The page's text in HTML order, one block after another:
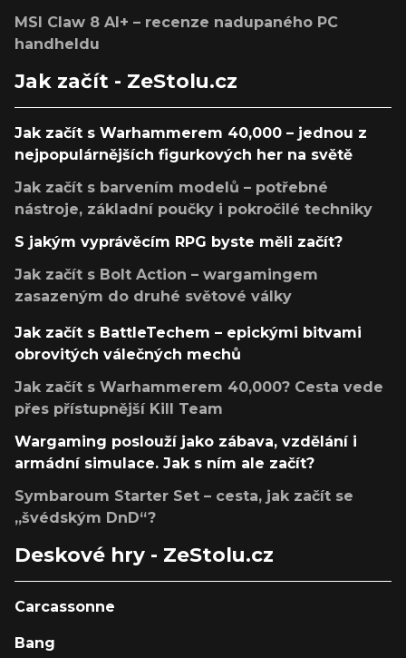
MSI Claw 8 AI+ – recenze nadupaného PC
handheldu
Jak začít - ZeStolu.cz
Jak začít s Warhammerem 40,000 – jednou z
nejpopulárnějších figurkových her na světě
Jak začít s barvením modelů – potřebné
nástroje, základní poučky i pokročilé techniky
S jakým vyprávěcím RPG byste měli začít?
Jak začít s Bolt Action – wargamingem
zasazeným do druhé světové války
Jak začít s BattleTechem – epickými bitvami
obrovitých válečných mechů
Jak začít s Warhammerem 40,000? Cesta vede
přes přístupnější Kill Team
Wargaming poslouží jako zábava, vzdělání i
armádní simulace. Jak s ním ale začít?
Symbaroum Starter Set – cesta, jak začít se
„švédským DnD“?
Deskové hry - ZeStolu.cz
Carcassonne
Bang